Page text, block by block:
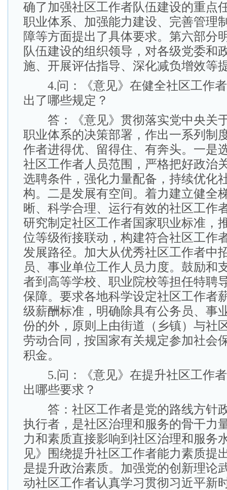
确了加强社区工作者队伍建设的重点
职业体系、加强能力建设、完善管理
障等方面提出了具体要求。第六部分
队伍建设的组织领导，对各级党委和
施、开展评估指导、深化减负增效等
4.问：《意见》在健全社区工作者
出了哪些规定？
答：《意见》贯彻落实党中央关
职业体系的决策部署，作出一系列制
作者进得优、留得住、有奔头。一是
社区工作者人员范围，严格把好政治
选聘条件，强化力量配备，持续优化
构。二是发展有空间。着力建立健全
晰、科学合理、运行有效的社区工作
研究制定社区工作者国家职业标准，
位等级衔接联动，构建符合社区工作
发展路径。加大从优秀社区工作者中
员、事业单位工作人员力度。鼓励和
者到高等学校、职业院校等担任特聘
保障。要求各地科学设定社区工作者
级薪酬标准，明确除具有公务员、事
份的外，原则上由街道（乡镇）与社
劳动合同，按国家有关规定参加社会
积金。
5.问：《意见》在提升社区工作者
出哪些要求？
答：社区工作者是党的路线方针
执行者，是社区治理和服务的骨干力
力和素质直接影响到社区治理和服务
见》围绕提升社区工作者能力素质提
是提升政治素质。加强党的创新理论
动社区工作者认真学习贯彻习近平新